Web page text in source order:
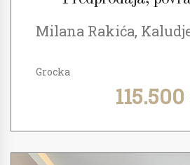
Milana Rakića,
Grocka
115.500